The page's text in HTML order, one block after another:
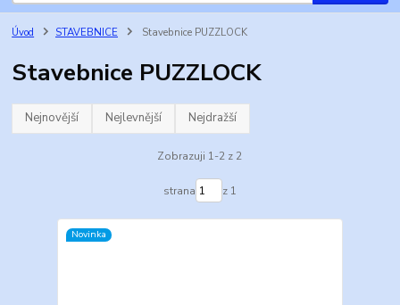
Úvod STAVEBNICE Stavebnice PUZZLOCK
Stavebnice PUZZLOCK
Nejnovější Nejlevnější Nejdražší
Zobrazuji 1-2 z 2
strana z 1
Novinka